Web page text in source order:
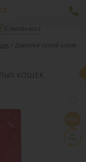
Самовывоз
/ Дарлинг сухой корм
КОШЕК